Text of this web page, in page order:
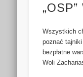
Wszystkich
poznać
bezpłatne
Woli